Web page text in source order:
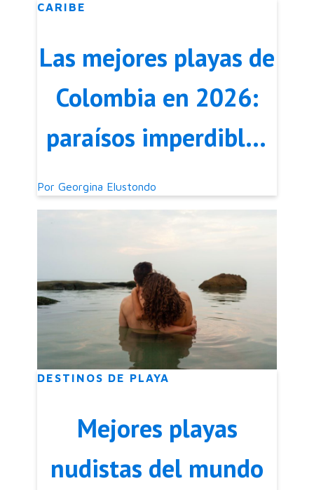
CARIBE
Las mejores playas de
Colombia en 2026:
paraísos imperdibles
del Caribe y el Pacífico
Por Georgina Elustondo
DESTINOS DE PLAYA
Mejores playas
nudistas del mundo